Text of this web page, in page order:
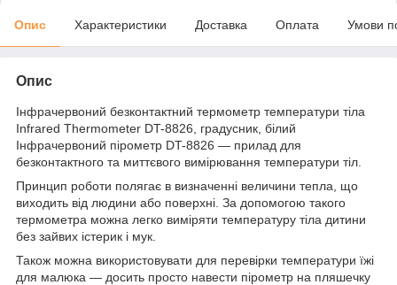
Опис Характеристики Доставка Оплата Умови
Опис
Інфрачервоний безконтактний термометр температури тіла
Infrared Thermometer DT-8826, градусник, білий
Інфрачервоний пірометр DT-8826 — прилад для
безконтактного та миттєвого вимірювання температури тіл.
Принцип роботи полягає в визначенні величини тепла, що
виходить від людини або поверхні. За допомогою такого
термометра можна легко виміряти температуру тіла дитини
без зайвих істерик і мук.
Також можна використовувати для перевірки температури їжі
для малюка — досить просто навести пірометр на пляшечку